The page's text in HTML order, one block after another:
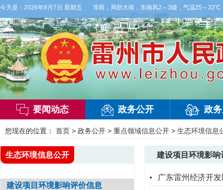
今天是： 2026年8月7日 星期五
到明天白天，阴天间多云，有雷阵雨，局部大雨，东南风2～3级，气温25～32℃
要闻动态 政务公开 政
您现在的位置： 首页 > 政务公开 > 重点领域信息公开 > 生态环境信息
建设项目环境影响
广东雷州经济开
生态环境信息公开
建设项目环境影响评价信息